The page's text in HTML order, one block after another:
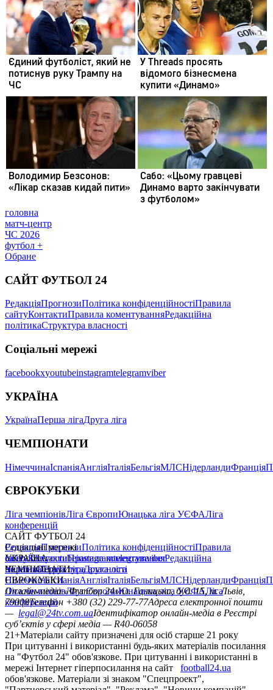
головна
матч-центр
ЧС 2026
футбол +
Обране
САЙТ ФУТБОЛ 24
РедакціяПрогнозиПолітика конфіденційностіПравила
сайтуКонтактиПравила коментуванняРедакційна
політикаСтруктура власності
Соціальні мережі
facebookxyoutubeinstagramtelegramviber
УКРАЇНА
УкраїнаПерша лігаДруга ліга
ЧЕМПІОНАТИ
НімеччинаІспаніяАнгліяІталіяБельгіяМЛСНідерландиФранція
ЄВРОКУБКИ
Ліга чемпіонівЛіга ЄвропиЮнацька ліга УЄФАЛіга
конференцій
САЙТ ФУТБОЛ 24
РедакціяПрогнозиПолітика конфіденційностіПравила
сайтуКонтактиПравила коментуванняРедакційна
політикаСтруктура власності
Соціальні мережі
facebookxyoutubeinstagramtelegramviber
УКРАЇНА
УкраїнаПерша лігаДруга ліга
ЧЕМПІОНАТИ
НімеччинаІспаніяАнгліяІталіяБельгіяМЛСНідерландиФранція
ЄВРОКУБКИ
Ліга чемпіонівЛіга ЄвропиЮнацька ліга УЄФАЛіга
конференцій
Онлайн-медіа «Футбол 24»пл. Галицька, буд. 15, м. Львів,
79008Телефон +380 (32) 229-77-77Адреса електронної пошти
— legal@24tv.com.uaІдентифікатор онлайн-медіа в Реєстрі
суб’єктів у сфері медіа — R40-06058
21+Матеріали сайту призначені для осіб старше 21 року
При цитуванні і використанні будь-яких матеріалів посилання
на "Футбол 24" обов'язкове. При цитуванні і використанні в
мережі Інтернет гіперпосилання на сайт
football24.ua
обов'язкове. Матеріали зі знаком "Спецпроект",